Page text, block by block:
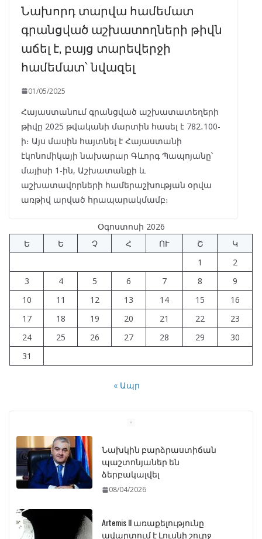
Նախորդ տարվա համեմատ
գրանցված աշխատողների թիվն
աճել է, բայց տարեվերջի
համեմատ՝ նվազել
01/05/2025
Հայաստանում գրանցված աշխատատեղերի
թիվը 2025 թվականի մարտին հասել է 782․100-
ի։ Այս մասին հայտնել է Հայաստանի
էկոնոմիկայի նախարար Գևորգ Պապոյանը՝
մայիսի 1-ին, Աշխատանքի և
աշխատավորների համերաշխության օրվա
առթիվ արված հրապարակմամբ։
Օգոստոսի 2026
Ե
Ե Չ Հ ՈՒ Շ
Կ
1
2
3
4 5 6 7 8
9
10
11 12 13 14 15
16
17
18 19 20 21 22
23
24
25 26 27 28 29
30
31
« Ապր
Նախկին բարձրաստիճան
պաշտոնյաներ են
ձերբակալվել
08/04/2026
Artemis II առաքելությունը
ավարտում է Լուսնի շուրջ